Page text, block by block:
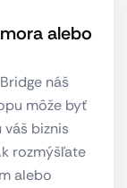
alebo
náš
môže byť
biznis
rozmýšľate
alebo